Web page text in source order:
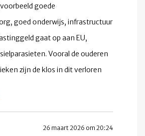
goede
goed onderwijs, infrastructuur
gaat op aan EU,
Vooral de ouderen
zijn de klos in dit verloren
26 maart 2026 om 20:24